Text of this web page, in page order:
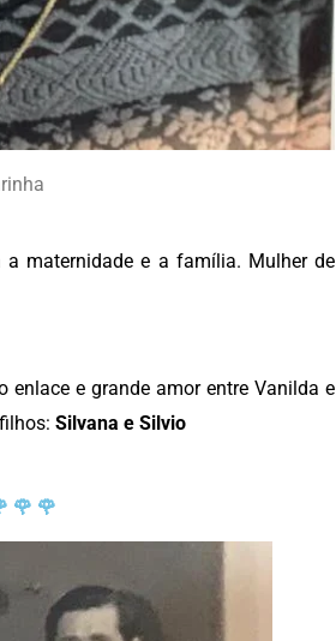
maternidade e a família. Mulher de
enlace e grande amor entre Vanilda e
Silvana e Silvio
🌹 🌹